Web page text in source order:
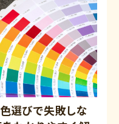
選びで失敗しな